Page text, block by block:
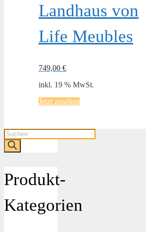
Landhaus von
Life Meubles
749,00 €
inkl. 19 % MwSt.
Jetzt ansehen
Products
search
Produkt-
Kategorien